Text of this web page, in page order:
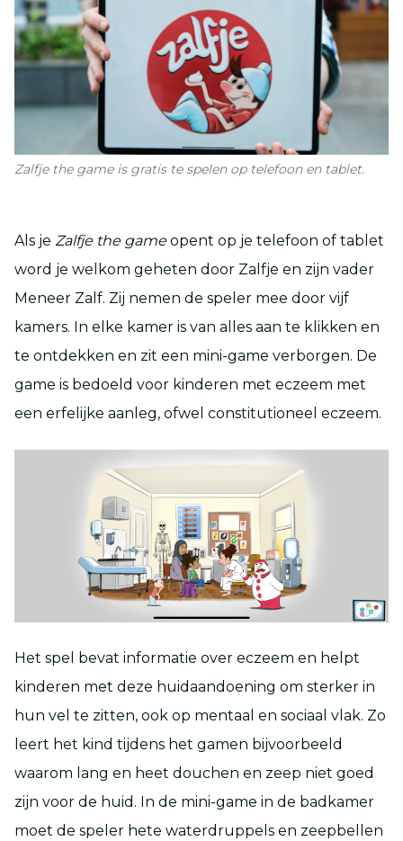
Zalfje the game is gratis te spelen op telefoon en tablet.
Als je Zalfje the gameopent op je telefoon of tablet
word je welkom geheten door Zalfje en zijn vader
Meneer Zalf. Zij nemen de speler mee door vijf
kamers. In elke kamer is van alles aan te klikken en
te ontdekken en zit een mini-game verborgen. De
game is bedoeld voor kinderen met eczeem met
een erfelijke aanleg, ofwel constitutioneel eczeem.
Het spel bevat informatie over eczeem en helpt
kinderen met deze huidaandoening om sterker in
hun vel te zitten, ook op mentaal en sociaal vlak. Zo
leert het kind tijdens het gamen bijvoorbeeld
waarom lang en heet douchen en zeep niet goed
zijn voor de huid. In de mini-game in de badkamer
moet de speler hete waterdruppels en zeepbellen